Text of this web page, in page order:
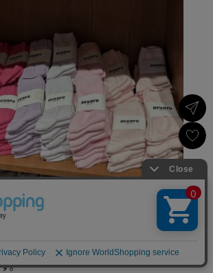
1,500ウォンなのに、発色が良く、こちらも
。
×
USAGI ONLINEで
お買い物をする▶